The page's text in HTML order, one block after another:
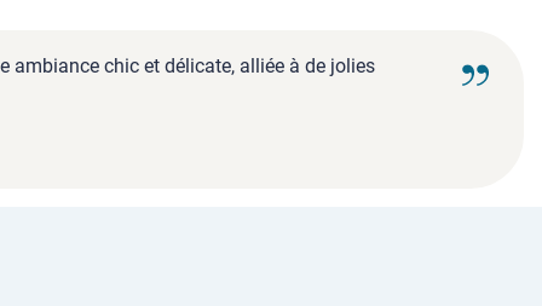
ambiance chic et délicate, alliée à de jolies